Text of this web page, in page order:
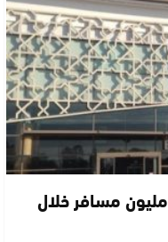
مطار الرباط-سلا يستقبل 1.22 مليون مسافر خلال